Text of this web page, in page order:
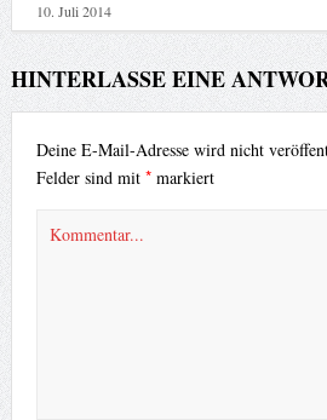
10. Juli 2014
HINTERLASSE EINE
Deine E-Mail-Adresse wird nicht
Felder sind mit *markiert